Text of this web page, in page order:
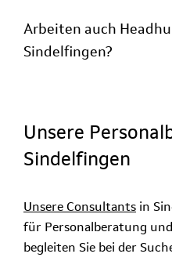
Arbeiten auch
Sindelfingen?
Unsere
Sindelfingen
Unsere Consultants in
für Personalberatung
begleiten Sie bei der